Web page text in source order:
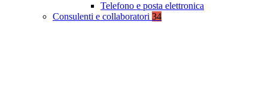
Telefono e posta elettronica
Consulenti e collaboratori 34